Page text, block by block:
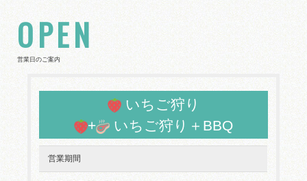
OPEN
営業日のご案内
いちご狩り
+
いちご狩り＋BBQ
営業期間